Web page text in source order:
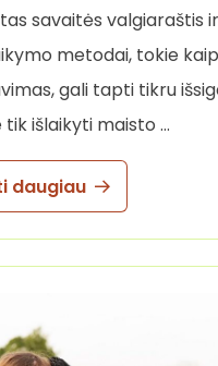
savaitės valgiaraštis
metodai, tokie kaip
gali tapti tikru
tik išlaikyti maisto …
daugiau